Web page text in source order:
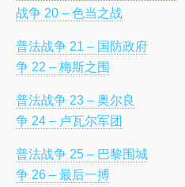
战争 20 – 色当之战
普法战争 21 – 国防政府
争 22 – 梅斯之围
普法战争 23 – 奥尔良
争 24 – 卢瓦尔军团
普法战争 25 – 巴黎围城
争 26 – 最后一搏